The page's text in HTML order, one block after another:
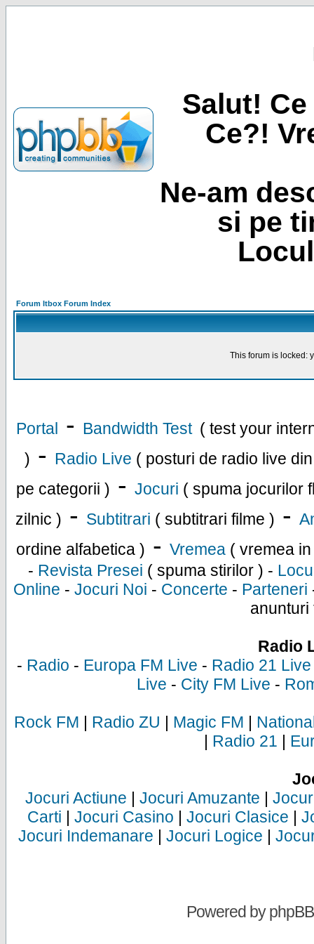
Salut!
Ce?!
Ne-am
si pe
Forum Itbox Forum Index
This forum is locked:
Portal - Bandwidth Test ( test your
) - Radio Live ( posturi de radio live
pe categorii ) - Jocuri ( spuma jocurilor
zilnic ) - Subtitrari ( subtitrari filme ) -
ordine alfabetica ) - Vremea ( vremea
- Revista Presei ( spuma stirilor ) -
Online - Jocuri Noi - Concerte - Parteneri
anunturi
Radio
- Radio - Europa FM Live - Radio 21 Live
Live - City FM Live -
Rock FM | Radio ZU | Magic FM |
| Radio 21 |
Jocuri Actiune | Jocuri Amuzante |
Carti | Jocuri Casino | Jocuri Clasice |
Jocuri Indemanare | Jocuri Logice |
Powered byphpBB